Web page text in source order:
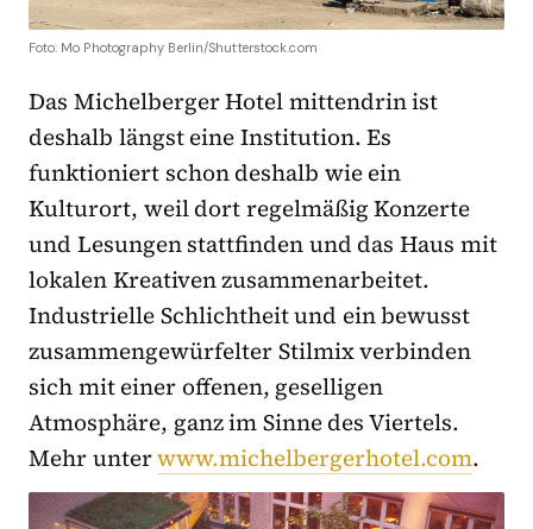
Foto: Mo Photography Berlin/Shutterstock.com
Das Michelberger Hotel mittendrin ist
deshalb längst eine Institution. Es
funktioniert schon deshalb wie ein
Kulturort, weil dort regelmäßig Konzerte
und Lesungen stattfinden und das Haus mit
lokalen Kreativen zusammenarbeitet.
Industrielle Schlichtheit und ein bewusst
zusammengewürfelter Stilmix verbinden
sich mit einer offenen, geselligen
Atmosphäre, ganz im Sinne des Viertels.
Mehr unterwww.michelbergerhotel.com.